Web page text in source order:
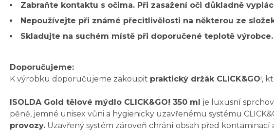
Zabraňte kontaktu s očima. Při zasažení oči důkladně
Nepoužívejte při známé přecitlivělosti na některou ze
Skladujte na suchém místě při doporučené teplotě výrobce.
Doporučujeme:
K výrobku doporučujeme zakoupit praktický držák CLICK&GO!,
ISOLDA Gold tělové mýdlo CLICK&GO! 350 ml je luxusní
pěně, jemné unisex vůni a hygienicky uzavřenému systému
provozy. Uzavřený systém zároveň chrání obsah před kontaminací